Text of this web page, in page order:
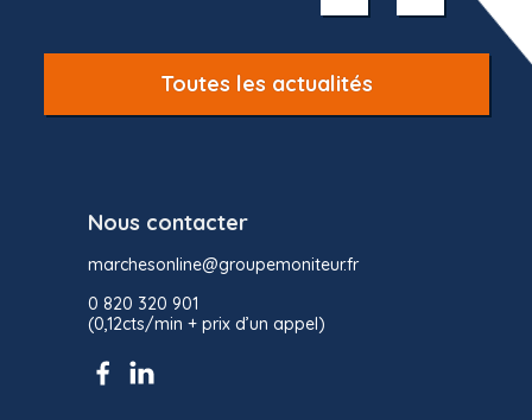
Toutes les actualités
Nous contacter
marchesonline@groupemoniteur.fr
0 820 320 901
(0,12cts/min + prix d’un appel)